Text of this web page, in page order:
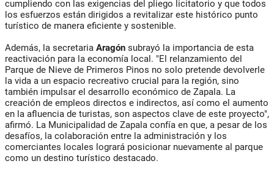
cumpliendo con las exigencias del pliego licitatorio y que todos
los esfuerzos están dirigidos a revitalizar este histórico punto
turístico de manera eficiente y sostenible.
Además, la secretaria Aragón subrayó la importancia de esta
reactivación para la economía local. "El relanzamiento del
Parque de Nieve de Primeros Pinos no solo pretende devolverle
la vida a un espacio recreativo crucial para la región, sino
también impulsar el desarrollo económico de Zapala. La
creación de empleos directos e indirectos, así como el aumento
en la afluencia de turistas, son aspectos clave de este proyecto",
afirmó. La Municipalidad de Zapala confía en que, a pesar de los
desafíos, la colaboración entre la administración y los
comerciantes locales logrará posicionar nuevamente al parque
como un destino turístico destacado.